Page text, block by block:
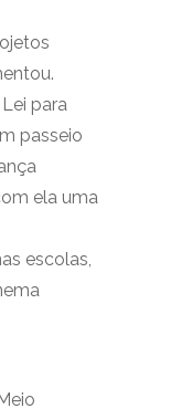
para
passeio
ela uma
escolas,